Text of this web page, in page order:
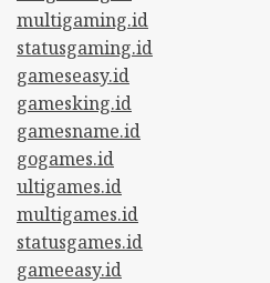
multigaming.id
statusgaming.id
gameseasy.id
gamesking.id
gamesname.id
gogames.id
ultigames.id
multigames.id
statusgames.id
gameeasy.id